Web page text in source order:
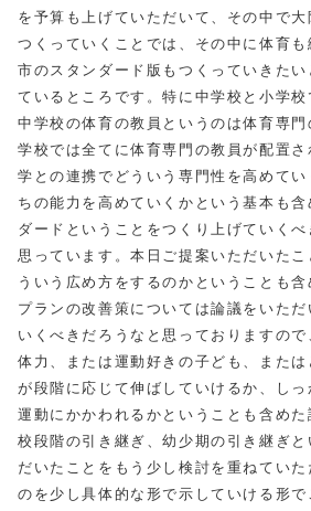
を予算も上げていただいて、その中で
つくっていくことでは、その中に体育も
市のスタンダード版もつくっていきたい
ているところです。特に中学校と小学校
中学校の体育の教員というのは体育専
学校では全てに体育専門の教員が配置
学との連携でどういう専門性を高めて
ちの能力を高めていくかという基本も
ダードということをつくり上げていく
思っています。本日ご提案いただいた
ういう広め方をするのかということも
プランの改善策については論議をいた
いくべきだろうなと思っておりますの
体力、または運動好きの子ども、また
が段階に応じて伸ばしていけるか、し
運動にかかわれるかということも含め
校段階の引き継ぎ、幼少期の引き継ぎ
だいたことをもう少し検討を重ねていた
のを少し具体的な形で示していける形